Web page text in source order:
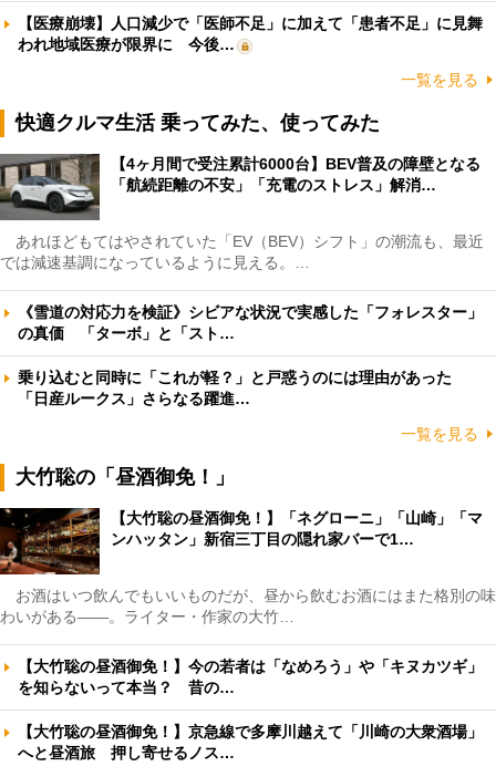
【医療崩壊】人口減少で「医師不足」に加えて「患者不足」に見舞
われ地域医療が限界に 今後…
一覧を見る
快適クルマ生活 乗ってみた、使ってみた
【4ヶ月間で受注累計6000台】BEV普及の障壁となる
「航続距離の不安」「充電のストレス」解消…
あれほどもてはやされていた「EV（BEV）シフト」の潮流も、最近
では減速基調になっているように見える。…
《雪道の対応力を検証》シビアな状況で実感した「フォレスター」
の真価 「ターボ」と「スト…
乗り込むと同時に「これが軽？」と戸惑うのには理由があった
「日産ルークス」さらなる躍進…
一覧を見る
大竹聡の「昼酒御免！」
【大竹聡の昼酒御免！】「ネグローニ」「山崎」「マ
ンハッタン」新宿三丁目の隠れ家バーで1…
お酒はいつ飲んでもいいものだが、昼から飲むお酒にはまた格別の味
わいがある――。ライター・作家の大竹…
【大竹聡の昼酒御免！】今の若者は「なめろう」や「キヌカツギ」
を知らないって本当？ 昔の…
【大竹聡の昼酒御免！】京急線で多摩川越えて「川崎の大衆酒場」
へと昼酒旅 押し寄せるノス…